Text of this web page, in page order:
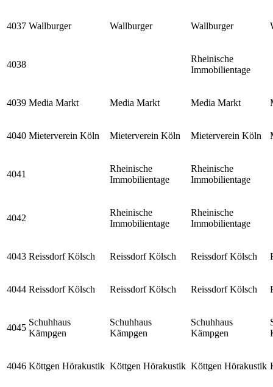
4037 Wallburger Wallburger Wallburger
4038
Rheinische
Immobilientage
4039 Media Markt Media Markt Media Markt
4040 Mieterverein Köln Mieterverein Köln Mieterverein Köln
4041
Rheinische
Immobilientage
Rheinische
Immobilientage
4042
Rheinische
Immobilientage
Rheinische
Immobilientage
4043 Reissdorf Kölsch Reissdorf Kölsch Reissdorf Kölsch
4044 Reissdorf Kölsch Reissdorf Kölsch Reissdorf Kölsch
4045
Schuhhaus
Kämpgen
Schuhhaus
Kämpgen
Schuhhaus
Kämpgen
4046 Köttgen Hörakustik Köttgen Hörakustik Köttgen Hörakustik